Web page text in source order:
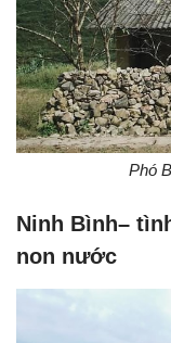
Phó
Ninh Bình–
non nước